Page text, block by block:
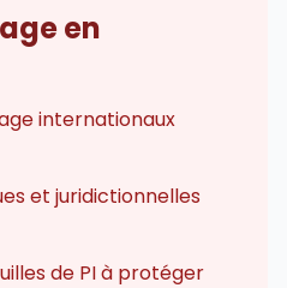
en
internationaux
et juridictionnelles
de PI à protéger